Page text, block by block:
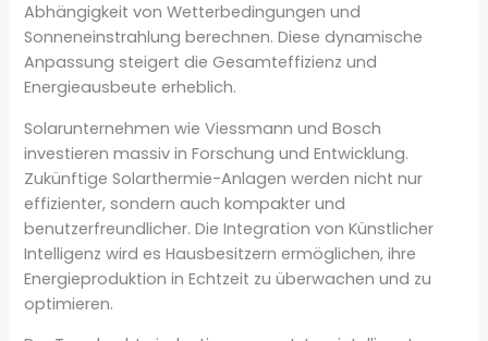
Abhängigkeit von Wetterbedingungen und
Sonneneinstrahlung berechnen. Diese dynamische
Anpassung steigert die Gesamteffizienz und
Energieausbeute erheblich.
Solarunternehmen wie Viessmann und Bosch
investieren massiv in Forschung und Entwicklung.
Zukünftige Solarthermie-Anlagen werden nicht nur
effizienter, sondern auch kompakter und
benutzerfreundlicher. Die Integration von Künstlicher
Intelligenz wird es Hausbesitzern ermöglichen, ihre
Energieproduktion in Echtzeit zu überwachen und zu
optimieren.